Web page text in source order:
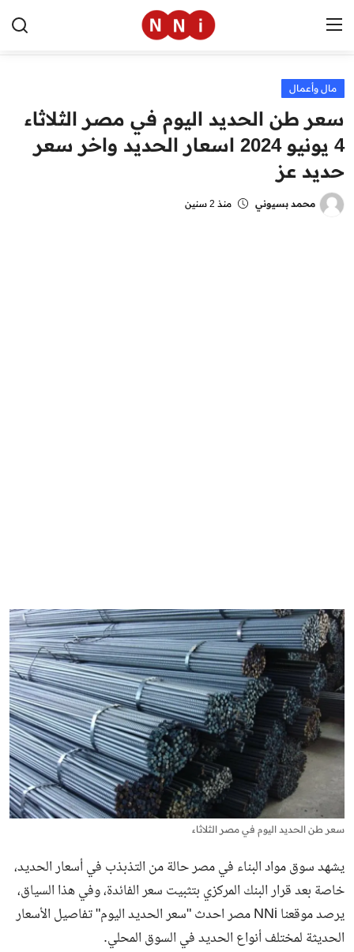
الرئيسية
اخبار مصر
العالم
الرياضة
مال وأعمال
سعر طن الحديد اليوم في مصر الثلاثاء
4 يونيو 2024 اسعار الحديد واخر سعر
حديد عز
محمد بسيوني منذ 2 سنين
سعر طن الحديد اليوم في مصر الثلاثاء
يشهد سوق مواد البناء في مصر حالة من التذبذب في أسعار الحديد،
خاصة بعد قرار البنك المركزي بتثبيت سعر الفائدة، وفي هذا السياق،
يرصد موقعنا NNi مصر احدث "سعر الحديد اليوم" تفاصيل الأسعار
الحديثة لمختلف أنواع الحديد في السوق المحلي.